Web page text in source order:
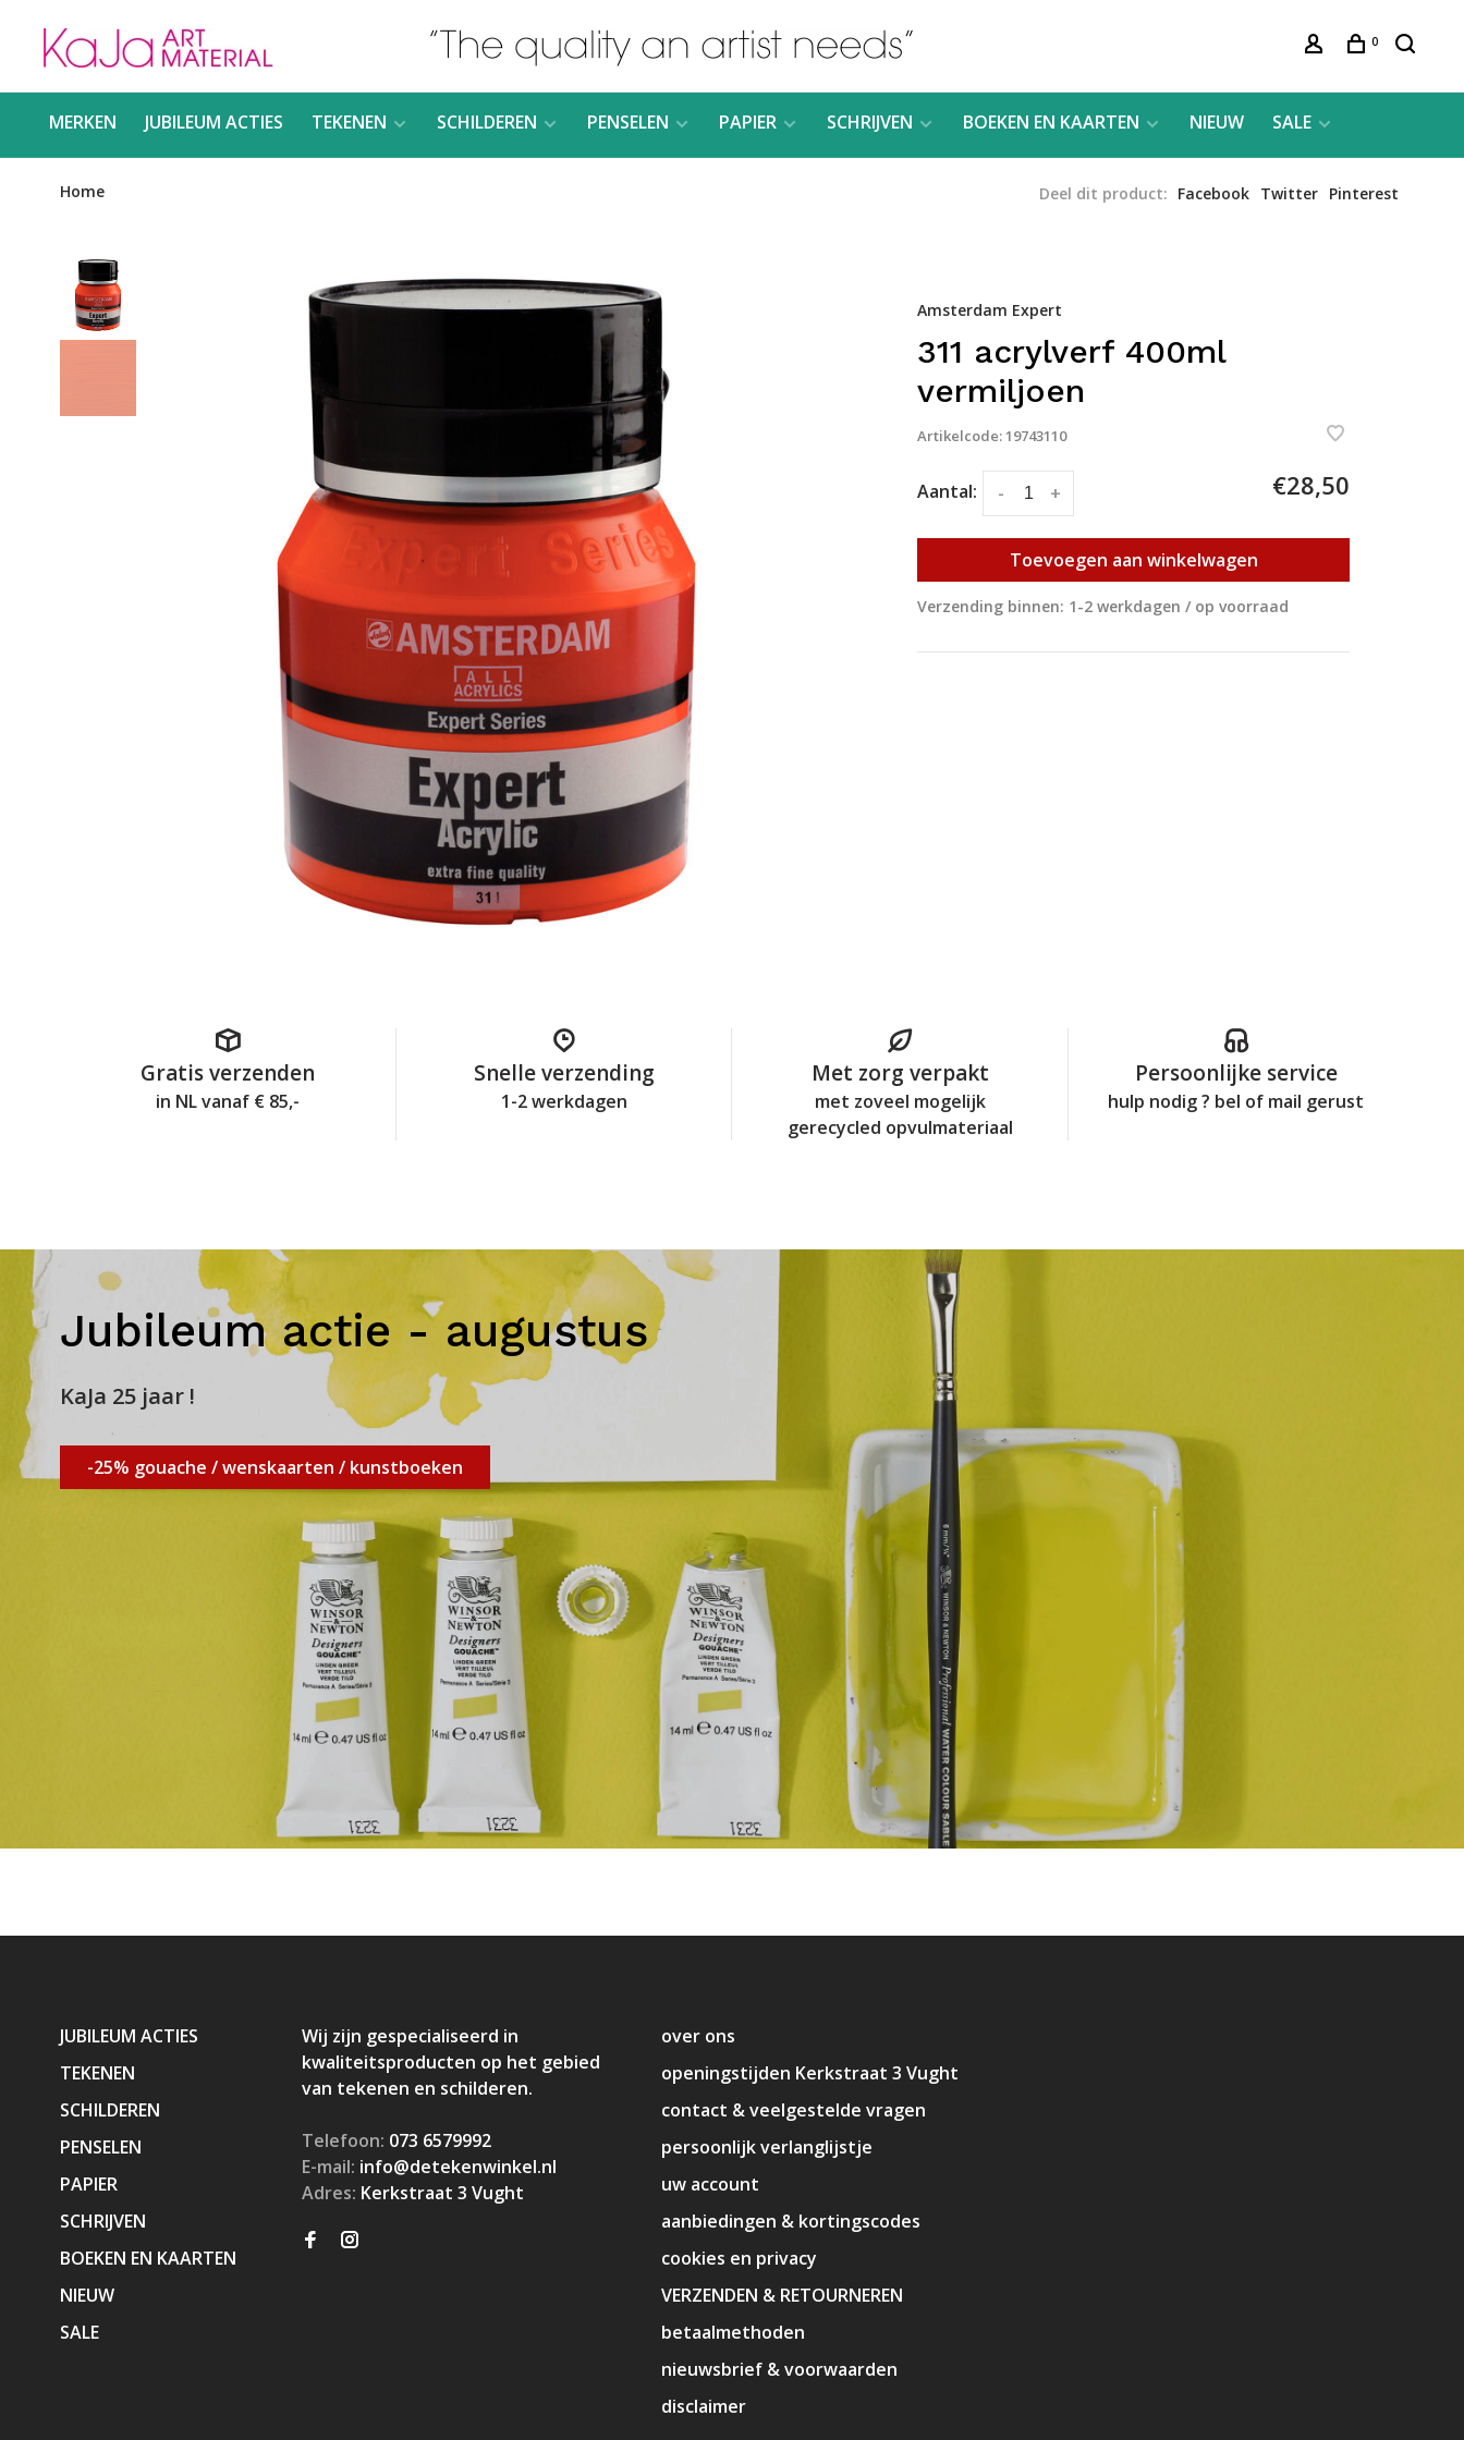
0
MERKEN JUBILEUM ACTIES TEKENEN SCHILDEREN PENSELEN PAPIER SCHRIJVEN BOEKEN EN KAARTEN NIEUW SALE
Home Deel dit product: Facebook Twitter Pinterest
Amsterdam Expert
311 acrylverf 400ml
vermiljoen
Artikelcode:19743110
Aantal: +
- €28,50
Toevoegen aan winkelwagen
Verzending binnen: 1-2 werkdagen / op voorraad
Gratis verzenden
in NL vanaf € 85,-
Snelle verzending
1-2 werkdagen
Met zorg verpakt
met zoveel mogelijk
gerecycled opvulmateriaal
Persoonlijke service
hulp nodig ? bel of mail gerust
Jubileum actie - augustus
KaJa 25 jaar !
-25% gouache / wenskaarten / kunstboeken
JUBILEUM ACTIES
TEKENEN
SCHILDEREN
PENSELEN
PAPIER
SCHRIJVEN
BOEKEN EN KAARTEN
NIEUW
SALE
Wij zijn gespecialiseerd in
kwaliteitsproducten op het gebied
van tekenen en schilderen.
Telefoon: 073 6579992
E-mail: info@detekenwinkel.nl
Adres: Kerkstraat 3 Vught
over ons
openingstijden Kerkstraat 3 Vught
contact & veelgestelde vragen
persoonlijk verlanglijstje
uw account
aanbiedingen & kortingscodes
cookies en privacy
VERZENDEN & RETOURNEREN
betaalmethoden
nieuwsbrief & voorwaarden
disclaimer